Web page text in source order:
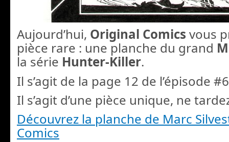
Aujourd’hui, Original Comics vous
pièce rare : une planche du grand
la série Hunter-Killer.
Il s’agit de la page 12 de l’épisode
Il s’agit d’une pièce unique, ne
Découvrez la planche de Marc
Comics